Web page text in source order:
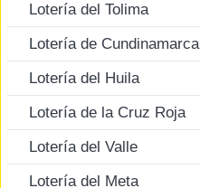
Lotería del Tolima
Lotería de Cundinamarca
Lotería del Huila
Lotería de la Cruz Roja
Lotería del Valle
Lotería del Meta